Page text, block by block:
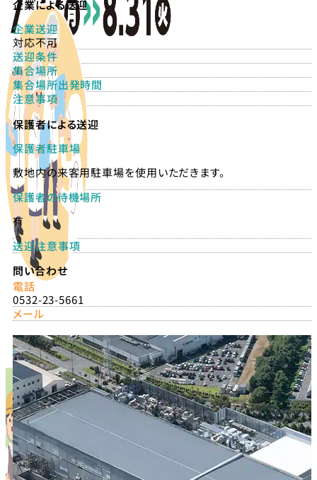
企業による送迎
企業送迎
対応不可
送迎条件
集合場所
集合場所出発時間
注意事項
保護者による送迎
保護者駐車場
敷地内の来客用駐車場を使用いただきます。
保護者の待機場所
有
送迎注意事項
問い合わせ
電話
0532-23-5661
メール